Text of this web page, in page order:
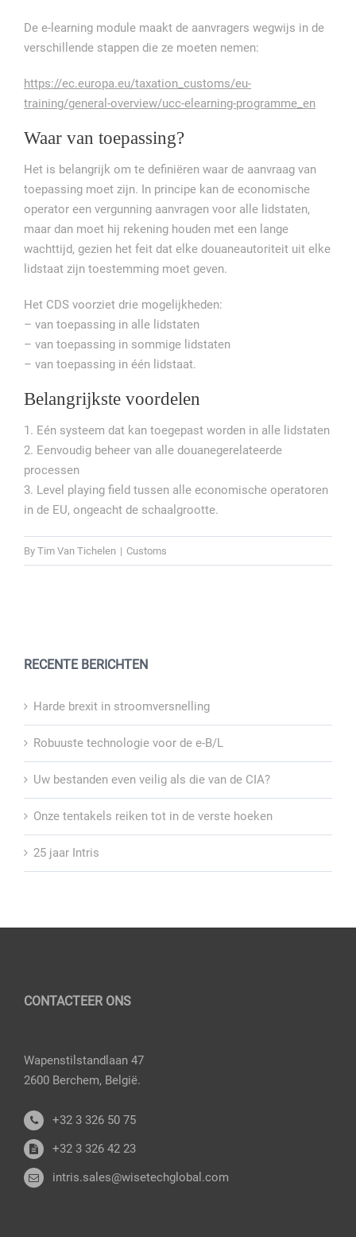
De e-learning module maakt de aanvragers wegwijs in de
verschillende stappen die ze moeten nemen:
https://ec.europa.eu/taxation_customs/eu-
training/general-overview/ucc-elearning-programme_en
Waar van toepassing?
Het is belangrijk om te definiëren waar de aanvraag van
toepassing moet zijn. In principe kan de economische
operator een vergunning aanvragen voor alle lidstaten,
maar dan moet hij rekening houden met een lange
wachttijd, gezien het feit dat elke douaneautoriteit uit elke
lidstaat zijn toestemming moet geven.
Het CDS voorziet drie mogelijkheden:
– van toepassing in alle lidstaten
– van toepassing in sommige lidstaten
– van toepassing in één lidstaat.
Belangrijkste voordelen
1. Eén systeem dat kan toegepast worden in alle lidstaten
2. Eenvoudig beheer van alle douanegerelateerde
processen
3. Level playing field tussen alle economische operatoren
in de EU, ongeacht de schaalgrootte.
By Tim Van Tichelen | Customs
RECENTE BERICHTEN
Harde brexit in stroomversnelling
Robuuste technologie voor de e-B/L
Uw bestanden even veilig als die van de CIA?
Onze tentakels reiken tot in de verste hoeken
25 jaar Intris
CONTACTEER ONS
Wapenstilstandlaan 47
2600 Berchem, België.
+32 3 326 50 75
+32 3 326 42 23
intris.sales@wisetechglobal.com